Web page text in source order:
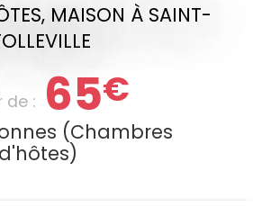
MAISON À SAINT-
de : 65€
(Chambres
d'hôtes)